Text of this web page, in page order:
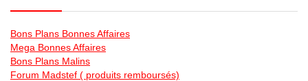
Bons Plans Bonnes Affaires
Mega Bonnes Affaires
Bons Plans Malins
Forum Madstef ( produits remboursés)